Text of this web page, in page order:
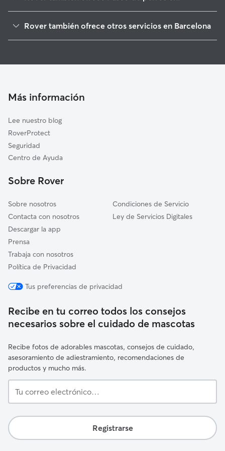
Santa Coloma de Gramenet
Badalona
El Prat de Llobregat
Sant Joan Despí
Sant Feliu de Llobregat
Sant Cugat del Vallès
Rover también ofrece otros servicios en Barcelona
Cuidadores a domicilio en Barcelona
Más información
Lee nuestro blog
RoverProtect
Seguridad
Centro de Ayuda
Sobre Rover
Sobre nosotros
Contacta con nosotros
Descargar la app
Prensa
Trabaja con nosotros
Política de Privacidad
Condiciones de Servicio
Ley de Servicios Digitales
Tus preferencias de privacidad
Recibe en tu correo todos los consejos
necesarios sobre el cuidado de mascotas
Recibe fotos de adorables mascotas, consejos de cuidado,
asesoramiento de adiestramiento, recomendaciones de
productos y mucho más.
correo
Registrarse